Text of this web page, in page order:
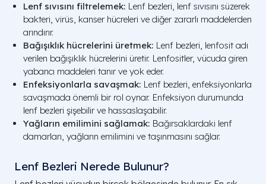
Lenf sıvısını filtrelemek: Lenf bezleri, lenf sıvısını süzerek
bakteri, virüs, kanser hücreleri ve diğer zararlı maddelerden
arındırır.
Bağışıklık hücrelerini üretmek: Lenf bezleri, lenfosit adı
verilen bağışıklık hücrelerini üretir. Lenfositler, vücuda giren
yabancı maddeleri tanır ve yok eder.
Enfeksiyonlarla savaşmak: Lenf bezleri, enfeksiyonlarla
savaşmada önemli bir rol oynar. Enfeksiyon durumunda
lenf bezleri şişebilir ve hassaslaşabilir.
Yağların emilimini sağlamak: Bağırsaklardaki lenf
damarları, yağların emilimini ve taşınmasını sağlar.
Lenf Bezleri Nerede Bulunur?